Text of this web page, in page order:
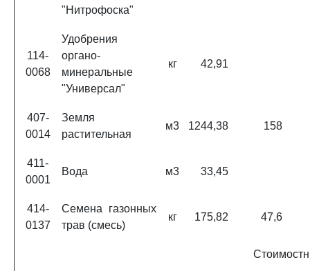
"Нитрофоска"
114-
0068
Удобрения
органо-
минеральные
"Универсал"
кг 42,91
407-
0014
Земля
растительная
м3 1244,38 158
411-
0001
Вода м3 33,45
414-
0137
Семена газонных
трав (смесь)
кг 175,82 47,6